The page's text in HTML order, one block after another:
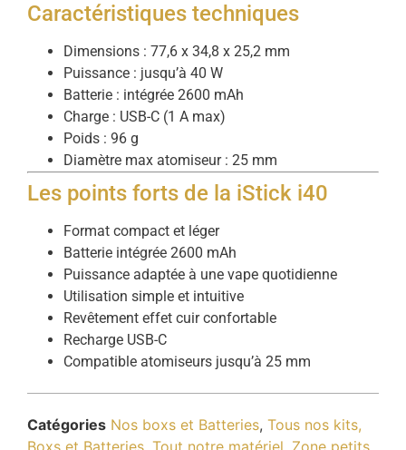
Caractéristiques techniques
Dimensions : 77,6 x 34,8 x 25,2 mm
Puissance : jusqu’à 40 W
Batterie : intégrée 2600 mAh
Charge : USB-C (1 A max)
Poids : 96 g
Diamètre max atomiseur : 25 mm
Les points forts de la iStick i40
Format compact et léger
Batterie intégrée 2600 mAh
Puissance adaptée à une vape quotidienne
Utilisation simple et intuitive
Revêtement effet cuir confortable
Recharge USB-C
Compatible atomiseurs jusqu’à 25 mm
Catégories Nos boxs et Batteries, Tous nos kits,